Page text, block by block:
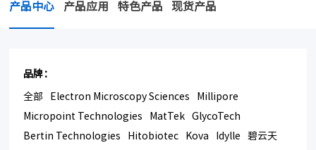
产品中心 产品应用 特色产品 现货产品
品牌：
全部 Electron Microscopy Sciences
Millipore
Micropoint Technologies
MatTek
GlycoTech
Bertin Technologies
Hitobiotec Kova Idylle
碧云天